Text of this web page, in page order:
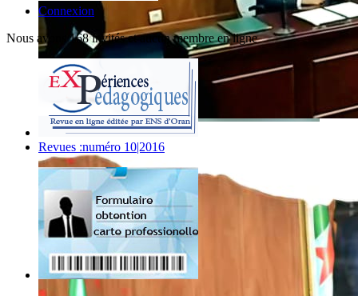
Connexion
Nous avons 168 invités et aucun membre en ligne
Revues :numéro 10|2016